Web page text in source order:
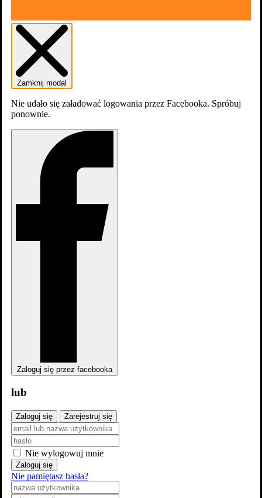
Skocz do wybranego zawodu
Aktorzy
9
Zamknij modal
Nie udało się załadować logowania przez Facebooka. Spróbuj
ponownie.
Zaloguj się przez facebooka
lub
Zaloguj się Zarejestruj się
Nie wylogowuj mnie
Zaloguj się
Nie pamiętasz hasła?